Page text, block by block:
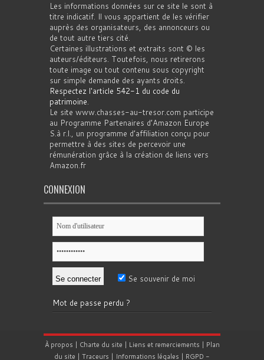
Les informations données sur ce site le sont à
titre indicatif. Il vous appartient de les vérifier
auprès des organisateurs, des annonceurs ou
de tout autre tiers cité.
Certaines illustrations et extraits sont © les
auteurs/éditeurs. Toutefois, nous retirerons
toute image ou tout contenu sous copyright
sur simple demande des ayants droits.
Respectez l'article 542-1 du code du
patrimoine.
Le site www.chasses-au-tresor.com participe
au Programme Partenaires d’Amazon Europe
S.à r.l., un programme d’affiliation conçu pour
permettre à des sites de percevoir une
rémunération grâce à la création de liens vers
Amazon.fr
CONNEXION
Se souvenir de moi
Mot de passe perdu ?
À propos | Charte du site | Liens et remerciements | Plan
du site | Traceurs | Informations légales | RGPD -